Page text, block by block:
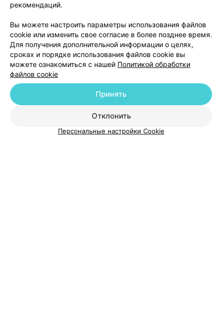
Добавить специалиста
Медицинский маркетинг
Публичный договор
Пользовательское соглашение
Способы оплаты
рекомендаций.
Вы можете настроить параметры использования файлов
cookie или изменить свое согласие в более позднее время.
Для получения дополнительной информации о целях,
сроках и порядке использования файлов cookie вы
можете ознакомиться с нашей Политикой обработки
файлов cookie
Отклонить
Принять
Персональные настройки Cookie